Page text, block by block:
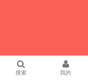
搜索 我的